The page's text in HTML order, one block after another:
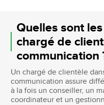
Quelles sont
chargé de
communication
Un chargé de clientèle
communication assure
à la fois un conseiller, un
coordinateur et un